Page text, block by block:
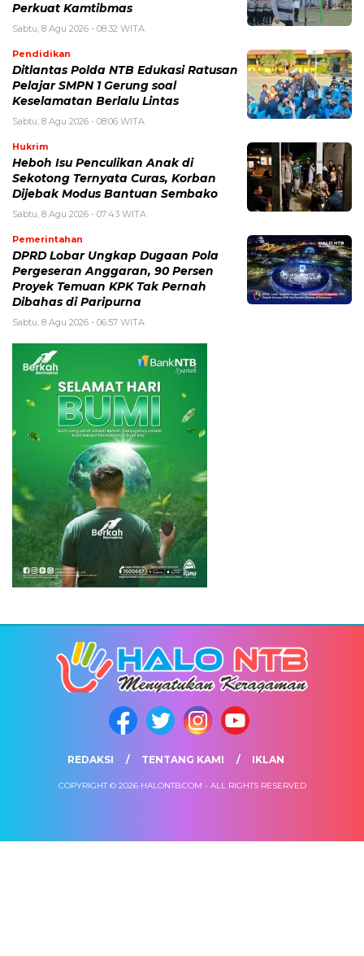
Perkuat Kamtibmas
Sabtu, 8 Agu 2026 - 08:32 WITA
Pendidikan
Ditlantas Polda NTB Edukasi Ratusan
Pelajar SMPN 1 Gerung soal
Keselamatan Berlalu Lintas
Sabtu, 8 Agu 2026 - 08:06 WITA
Hukrim
Heboh Isu Penculikan Anak di
Sekotong Ternyata Curas, Korban
Dijebak Modus Bantuan Sembako
Sabtu, 8 Agu 2026 - 07:43 WITA
Pemerintahan
DPRD Lobar Ungkap Dugaan Pola
Pergeseran Anggaran, 90 Persen
Proyek Temuan KPK Tak Pernah
Dibahas di Paripurna
Sabtu, 8 Agu 2026 - 06:57 WITA
REDAKSI TENTANG KAMI IKLAN
COPYRIGHT © 2026 HALONTB.COM - ALL RIGHTS RESERVED